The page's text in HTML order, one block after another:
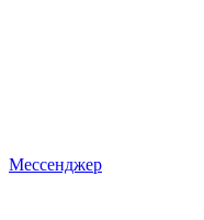
Мессенджер